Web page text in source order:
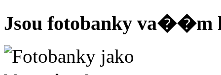
Jsou fotobanky